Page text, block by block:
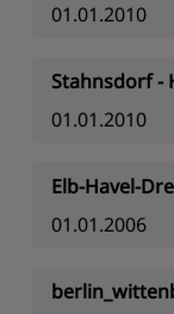
01.01.2010
Stahnsdorf -
01.01.2010
Elb-Havel-
01.01.2006